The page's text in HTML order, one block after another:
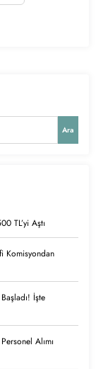
Ara
TL’yi Aştı
Komisyondan
İşte
Alımı